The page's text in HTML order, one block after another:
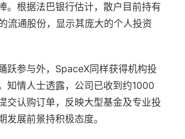
。根据法巴银行估计，散户目前持有
流通股份，显示其庞大的个人投资
跃参与外，SpaceX同样获得机构投
知情人士透露，公司已收到约1000
交认购订单，反映大型基金及专业投
发展前景持积极态度。